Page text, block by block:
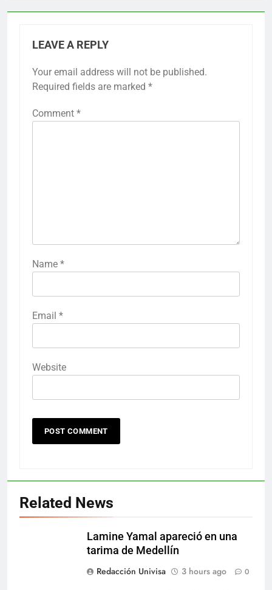
LEAVE A REPLY
Your email address will not be published.
Required fields are marked *
Comment *
Name *
Email *
Website
Related News
Lamine Yamal apareció en una
tarima de Medellín
Redacción Univisa
3 hours ago 0